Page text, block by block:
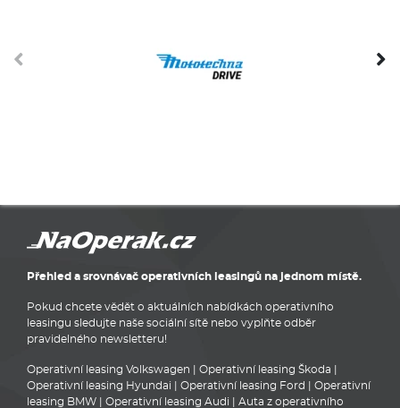
Přehled a srovnávač operativních leasingů na jednom místě.
Pokud chcete vědět o aktuálních nabídkách operativního
leasingu sledujte naše sociální sítě nebo vyplňte odběr
pravidelného newsletteru!
Operativní leasing Volkswagen Operativní leasing Škoda
Operativní leasing Hyundai
Operativní leasing Ford
Operativní
leasing BMW
Operativní leasing Audi
Auta z operativního